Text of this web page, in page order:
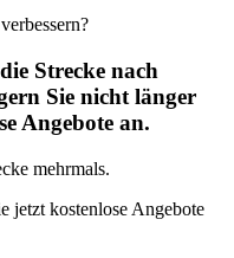
Strecke nach
Sie nicht länger
Angebote an.
mehrmals.
jetzt kostenlose Angebote